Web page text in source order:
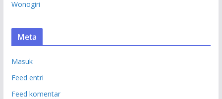
Wonogiri
Meta
Masuk
Feed entri
Feed komentar